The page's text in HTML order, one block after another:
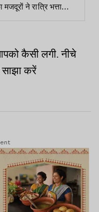
मजदूरों ने रात्रि भत्ता
अन्य मांगों को लेकर किया
कैसी लगी.नीचे
साझा करें